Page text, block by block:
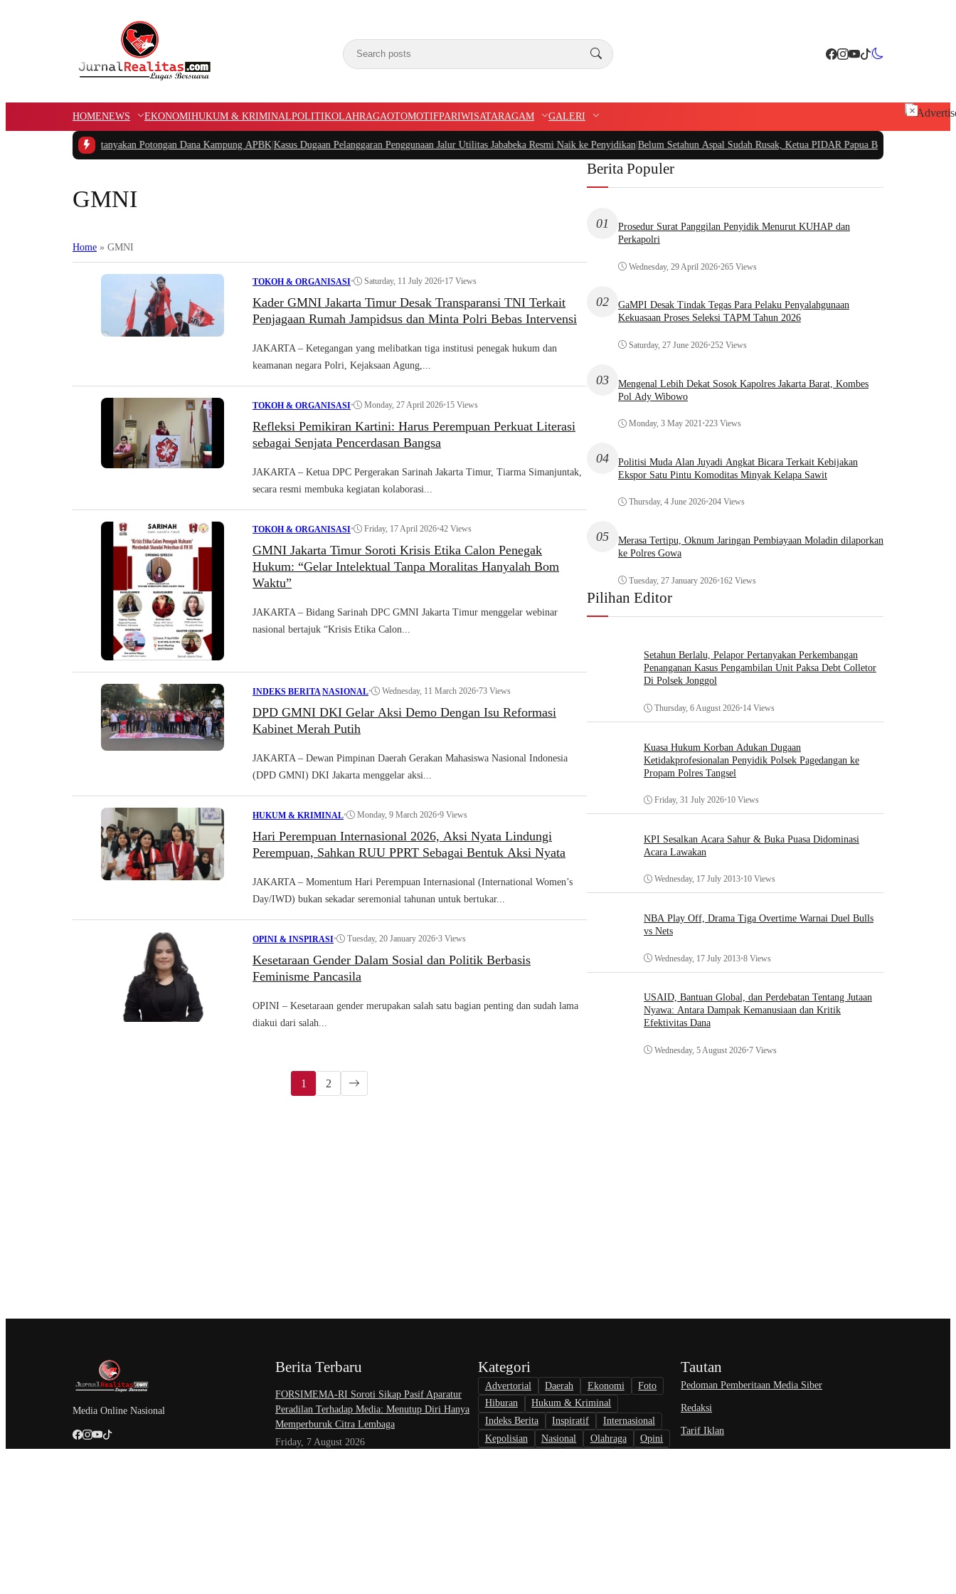
HOMENEWS EKONOMIHUKUM & KRIMINALPOLITIKOLAHRAGAOTOMOTIFPARIWISATARAGAM GALERI
Barat Pertanyakan Potongan Dana Kampung APBK|Kasus Dugaan Pelanggaran Penggunaan Jalur Utilitas Jababeka Resmi Naik ke Penyidikan|Belum Setahun Aspal Sudah Rusak, Ketua PIDAR Papua Barat Minta Kajati Papua
GMNI
Home » GMNI
TOKOH & ORGANISASI• Saturday, 11 July 2026•17 Views
Kader GMNI Jakarta Timur Desak Transparansi TNI Terkait
Penjagaan Rumah Jampidsus dan Minta Polri Bebas Intervensi
‎JAKARTA – Ketegangan yang melibatkan tiga institusi penegak hukum dan
keamanan negara Polri, Kejaksaan Agung,...
TOKOH & ORGANISASI• Monday, 27 April 2026•15 Views
Refleksi Pemikiran Kartini: Harus Perempuan Perkuat Literasi
sebagai Senjata Pencerdasan Bangsa
JAKARTA – Ketua DPC Pergerakan Sarinah Jakarta Timur, Tiarma Simanjuntak,
secara resmi membuka kegiatan kolaborasi...
TOKOH & ORGANISASI• Friday, 17 April 2026•42 Views
GMNI Jakarta Timur Soroti Krisis Etika Calon Penegak
Hukum: “Gelar Intelektual Tanpa Moralitas Hanyalah Bom
Waktu”
JAKARTA – Bidang Sarinah DPC GMNI Jakarta Timur menggelar webinar
nasional bertajuk “Krisis Etika Calon...
INDEKS BERITA |NASIONAL• Wednesday, 11 March 2026•73 Views
DPD GMNI DKI Gelar Aksi Demo Dengan Isu Reformasi
Kabinet Merah Putih
JAKARTA – Dewan Pimpinan Daerah Gerakan Mahasiswa Nasional Indonesia
(DPD GMNI) DKI Jakarta menggelar aksi...
HUKUM & KRIMINAL• Monday, 9 March 2026•9 Views
Hari Perempuan Internasional 2026, Aksi Nyata Lindungi
Perempuan, Sahkan RUU PPRT Sebagai Bentuk Aksi Nyata
JAKARTA – Momentum Hari Perempuan Internasional (International Women’s
Day/IWD) bukan sekadar seremonial tahunan untuk bertukar...
OPINI & INSPIRASI• Tuesday, 20 January 2026•3 Views
Kesetaraan Gender Dalam Sosial dan Politik Berbasis
Feminisme Pancasila
OPINI – Kesetaraan gender merupakan salah satu bagian penting dan sudah lama
diakui dari salah...
1 2
Berita Populer
01
Prosedur Surat Panggilan Penyidik Menurut KUHAP dan
Perkapolri
Wednesday, 29 April 2026•265 Views
02
GaMPI Desak Tindak Tegas Para Pelaku Penyalahgunaan
Kekuasaan Proses Seleksi TAPM Tahun 2026
Saturday, 27 June 2026•252 Views
03
Mengenal Lebih Dekat Sosok Kapolres Jakarta Barat, Kombes
Pol Ady Wibowo
Monday, 3 May 2021•223 Views
04
Politisi Muda Alan Juyadi Angkat Bicara Terkait Kebijakan
Ekspor Satu Pintu Komoditas Minyak Kelapa Sawit
Thursday, 4 June 2026•204 Views
05
Merasa Tertipu, Oknum Jaringan Pembiayaan Moladin dilaporkan
ke Polres Gowa
Tuesday, 27 January 2026•162 Views
Pilihan Editor
Setahun Berlalu, Pelapor Pertanyakan Perkembangan
Penanganan Kasus Pengambilan Unit Paksa Debt Colletor
Di Polsek Jonggol
Thursday, 6 August 2026•14 Views
Kuasa Hukum Korban Adukan Dugaan
Ketidakprofesionalan Penyidik Polsek Pagedangan ke
Propam Polres Tangsel
Friday, 31 July 2026•10 Views
KPI Sesalkan Acara Sahur & Buka Puasa Didominasi
Acara Lawakan
Wednesday, 17 July 2013•10 Views
NBA Play Off, Drama Tiga Overtime Warnai Duel Bulls
vs Nets
Wednesday, 17 July 2013•8 Views
USAID, Bantuan Global, dan Perdebatan Tentang Jutaan
Nyawa: Antara Dampak Kemanusiaan dan Kritik
Efektivitas Dana
Wednesday, 5 August 2026•7 Views
Media Online Nasional
Berita Terbaru
​FORSIMEMA-RI Soroti Sikap Pasif Aparatur
Peradilan Terhadap Media: Menutup Diri Hanya
Memperburuk Citra Lembaga
Friday, 7 August 2026
Kategori
Advertorial Daerah Ekonomi
Foto
Hiburan
Hukum & Kriminal
Indeks Berita
Inspiratif
Internasional
Kepolisian
Nasional Olahraga
Opini
Tautan
Pedoman Pemberitaan Media Siber
Redaksi
Tarif Iklan
×